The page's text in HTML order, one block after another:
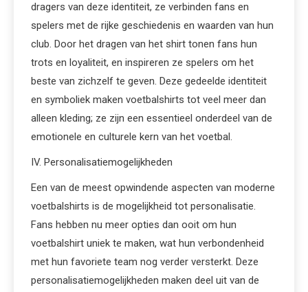
dragers van deze identiteit, ze verbinden fans en
spelers met de rijke geschiedenis en waarden van hun
club. Door het dragen van het shirt tonen fans hun
trots en loyaliteit, en inspireren ze spelers om het
beste van zichzelf te geven. Deze gedeelde identiteit
en symboliek maken voetbalshirts tot veel meer dan
alleen kleding; ze zijn een essentieel onderdeel van de
emotionele en culturele kern van het voetbal.
IV. Personalisatiemogelijkheden
Een van de meest opwindende aspecten van moderne
voetbalshirts is de mogelijkheid tot personalisatie.
Fans hebben nu meer opties dan ooit om hun
voetbalshirt uniek te maken, wat hun verbondenheid
met hun favoriete team nog verder versterkt. Deze
personalisatiemogelijkheden maken deel uit van de